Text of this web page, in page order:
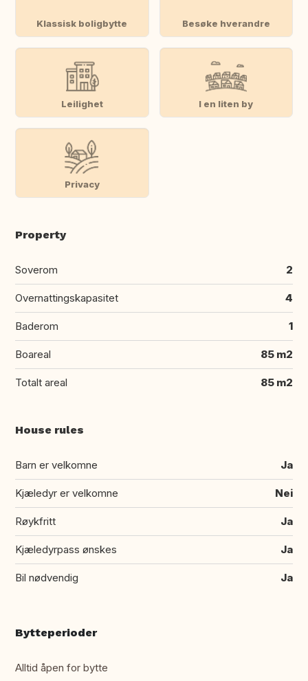
Klassisk boligbytte Besøke hverandre
Leilighet I en liten by
Privacy
Property
Soverom 2
Overnattingskapasitet 4
Baderom 1
Boareal 85 m2
Totalt areal 85 m2
House rules
Barn er velkomne Ja
Kjæledyr er velkomne Nei
Røykfritt Ja
Kjæledyrpass ønskes Ja
Bil nødvendig Ja
Bytteperioder
Alltid åpen for bytte